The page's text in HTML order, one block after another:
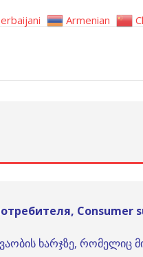
Consumer
ხარჯზე, რომელიც
Armenian